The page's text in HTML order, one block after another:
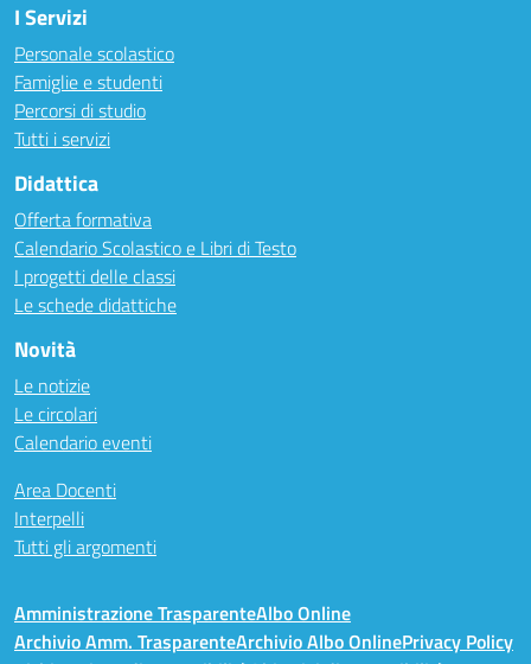
I Servizi
Personale scolastico
Famiglie e studenti
Percorsi di studio
Tutti i servizi
Didattica
Offerta formativa
Calendario Scolastico e Libri di Testo
I progetti delle classi
Le schede didattiche
Novità
Le notizie
Le circolari
Calendario eventi
Area Docenti
Interpelli
Tutti gli argomenti
Amministrazione TrasparenteAlbo Online
Archivio Amm. TrasparenteArchivio Albo OnlinePrivacy Policy